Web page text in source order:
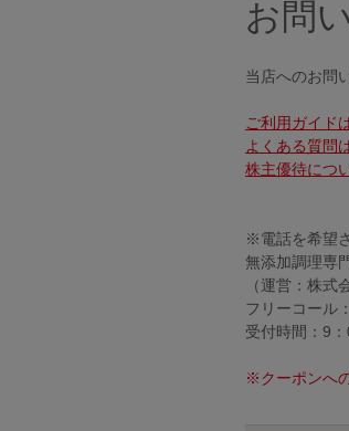
お問
当店へのお問
ご利用ガイド
よくある質問
株主優待につ
※電話を希望
無添加調理専
（運営：株式
フリーコール：
受付時間：9
※クーポンへ